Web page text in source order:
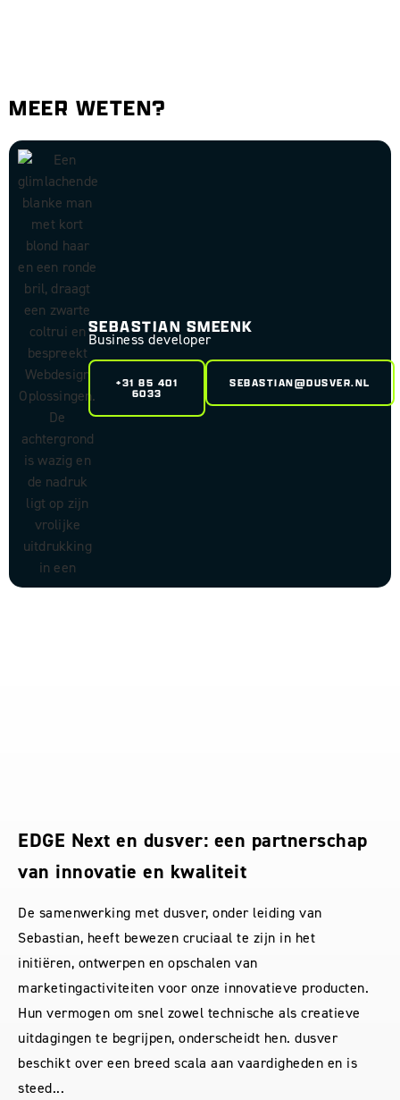
MEER WETEN?
SEBASTIAN SMEENK
Business developer
+31 85 401
6033
SEBASTIAN@DUSVER.NL
Samenwerking die verwachtingen
overtreft: een klantgerichte triomf
De samenwerking met Sebastian van dusver was een
ware openbaring in klantgerichtheid en creatief inzicht.
Hun vermogen om mijn visie niet alleen te begrijpen
maar ook te transformeren naar een design dat alle
verwachtingen overtreft, is ongeëvenaard. Hun blik
vanuit de ogen van de klant voegt een unieke waarde
toe aan het project. Ik kijk vol enth...